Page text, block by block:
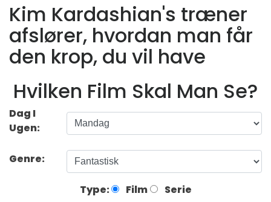
Kim Kardashian's træner
afslører, hvordan man får
den krop, du vil have
Hvilken Film Skal Man Se?
Dag I
Ugen:
Genre:
Type: Film Serie